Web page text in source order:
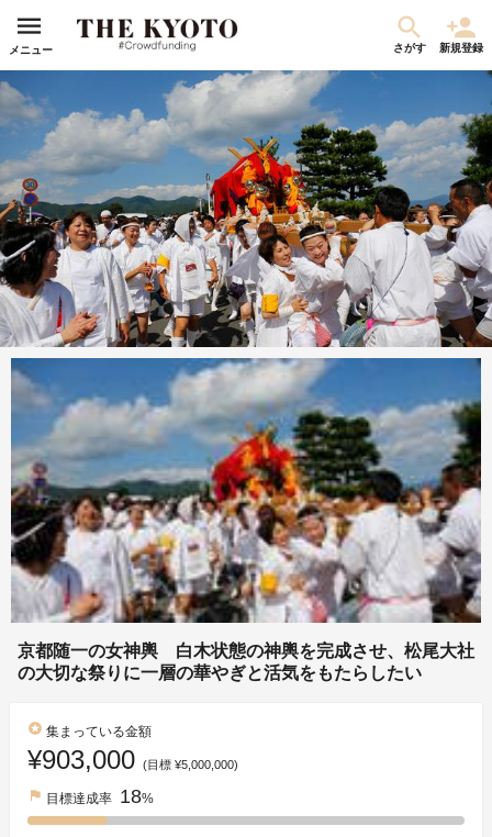
メニュー さがす 新規登録
京都随一の女神輿 白木状態の神輿を完成させ、松尾大社
の大切な祭りに一層の華やぎと活気をもたらしたい
stars 集まっている金額
¥903,000 (目標 ¥5,000,000)
flag 目標達成率 18%